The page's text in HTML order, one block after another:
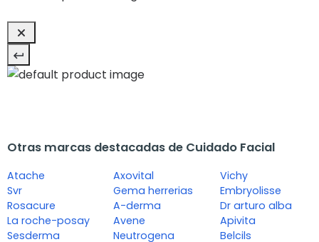
Otras marcas destacadas de Cuidado Facial
Atache
Svr
Rosacure
La roche-posay
Sesderma
Axovital
Gema herrerias
A-derma
Avene
Neutrogena
Vichy
Embryolisse
Dr arturo alba
Apivita
Belcils